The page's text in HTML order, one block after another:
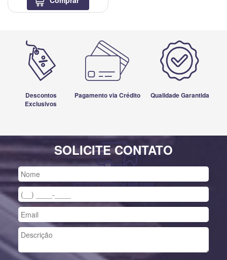
Descontos
Exclusivos
Pagamento via Crédito Qualidade Garantida
Entrega Rápida na sua casa
SOLICITE CONTATO